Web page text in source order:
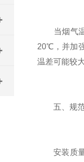
当烟气温
20℃，并加
温差可能较
五、规范
安装质量